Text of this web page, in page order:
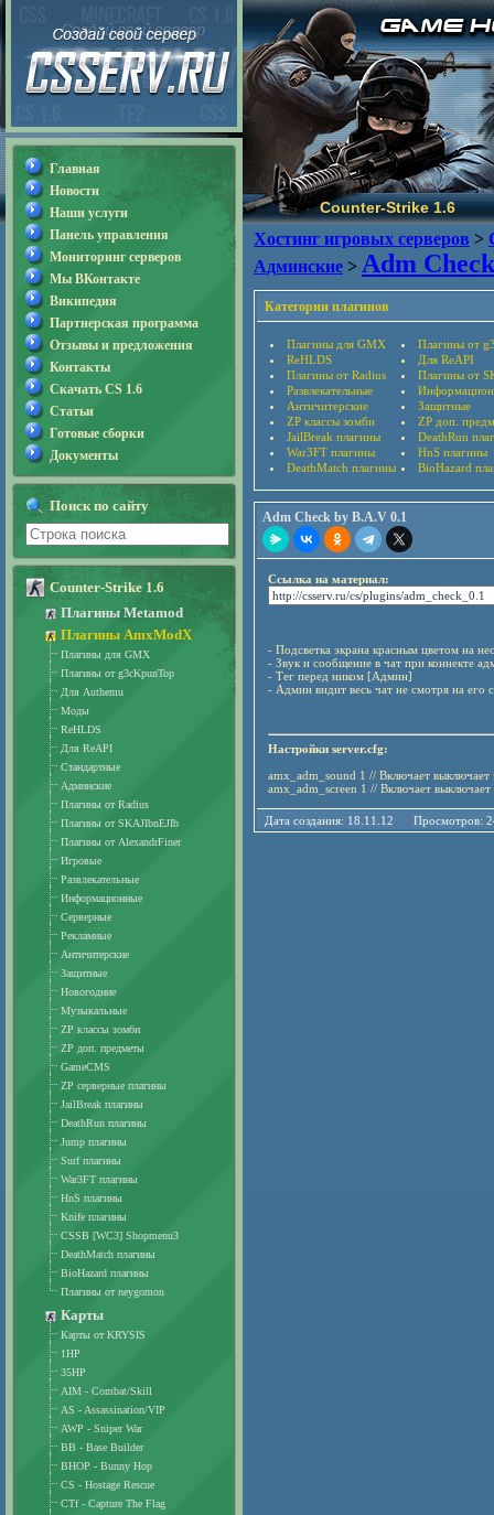
Counter-Strike 1.6
Хостинг игровых серверов >
Админские > Adm
Категории плагинов
Плагины для GMX
Плагины от
ReHLDS
Для ReAPI
Плагины от Radius
Плагины от
Развлекательные
Античитерские
Защитные
ZP классы зомби
ZP доп.
JailBreak плагины
DeathRun
War3FT плагины
HnS плагины
DeathMatch плагины
BioHazard
Adm Check by B.A.V 0.1
Ссылка на материал:
- Подсветка экрана красным цветом на
- Звук и сообщение в чат при коннекте
- Тег перед ником [Админ]
- Админ видит весь чат не смотря на его
Настройки server.cfg:
amx_adm_sound 1 // Включает выключает
amx_adm_screen 1 // Включает
Дата создания: 18.11.12 Просмотров:
Главная
Новости
Наши услуги
Панель управления
Мониторинг серверов
Мы ВКонтакте
Википедия
Партнерская программа
Отзывы и предложения
Контакты
Скачать CS 1.6
Статьи
Готовые сборки
Документы
Поиск по сайту
Counter-Strike 1.6
Плагины Metamod
Плагины AmxModX
Плагины для GMX
Плагины от g3cKpunTop
Для Authemu
Моды
ReHLDS
Для ReAPI
Стандартные
Админские
Плагины от Radius
Плагины от SKAJIbnEJIb
Плагины от AlexandrFiner
Игровые
Развлекательные
Информационные
Серверные
Рекламные
Античитерские
Защитные
Новогодние
Музыкальные
ZP классы зомби
ZP доп. предметы
GameCMS
ZP серверные плагины
JailBreak плагины
DeathRun плагины
Jump плагины
Surf плагины
War3FT плагины
HnS плагины
Knife плагины
CSSB [WC3] Shopmenu3
DeathMatch плагины
BioHazard плагины
Плагины от neygomon
Карты
Карты от KRYSIS
1HP
35HP
AIM - Combat/Skill
AS - Assassination/VIP
AWP - Sniper War
BB - Base Builder
BHOP - Bunny Hop
CS - Hostage Rescue
CTf - Capture The Flag